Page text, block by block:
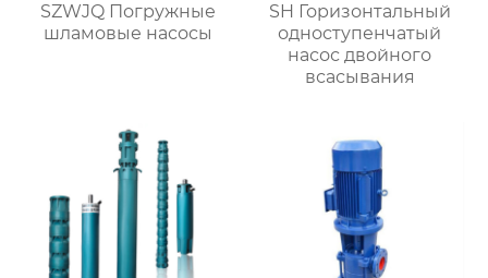
SZWJQ Погружные
шламовые насосы
SH Горизонтальный
одноступенчатый
насос двойного
всасывания